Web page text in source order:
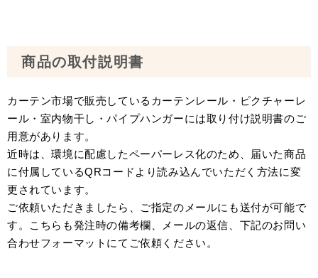
商品の取付説明書
カーテン市場で販売しているカーテンレール・ピクチャーレ
ール・室内物干し・パイプハンガーには取り付け説明書のご
用意があります。
近時は、環境に配慮したペーパーレス化のため、届いた商品
に付属しているQRコードより読み込んでいただく方法に変
更されています。
ご依頼いただきましたら、ご指定のメールにも送付が可能で
す。こちらも発注時の備考欄、メールの返信、下記のお問い
合わせフォーマットにてご依頼ください。